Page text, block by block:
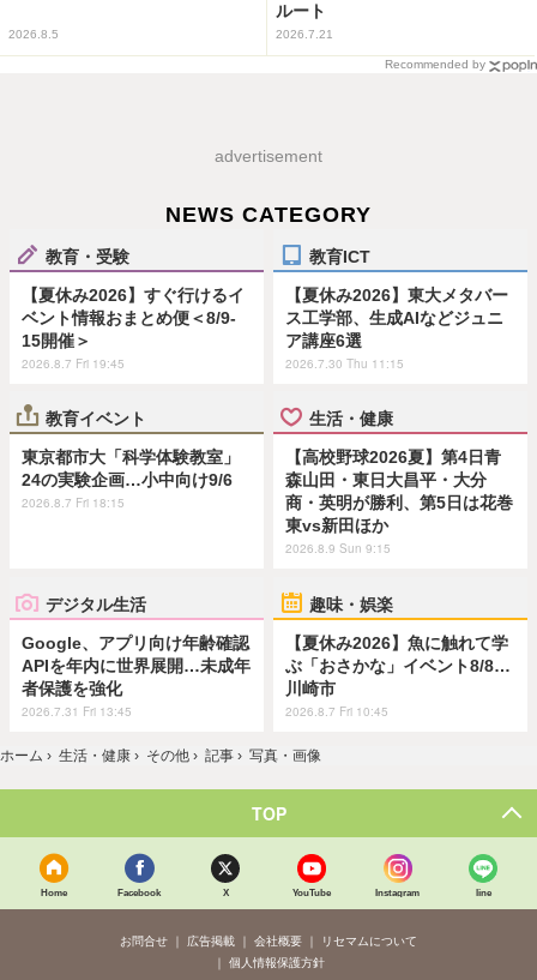
2026.8.5
ルート
2026.7.21
Recommended by
advertisement
NEWS CATEGORY
教育・受験
【夏休み2026】すぐ行けるイ
ベント情報おまとめ便＜8/9-
15開催＞
2026.8.7 Fri 19:45
教育ICT
【夏休み2026】東大メタバー
ス工学部、生成AIなどジュニ
ア講座6選
2026.7.30 Thu 11:15
教育イベント
東京都市大「科学体験教室」
24の実験企画…小中向け9/6
2026.8.7 Fri 18:15
生活・健康
【高校野球2026夏】第4日青
森山田・東日大昌平・大分
商・英明が勝利、第5日は花巻
東vs新田ほか
2026.8.9 Sun 9:15
デジタル生活
Google、アプリ向け年齢確認
APIを年内に世界展開…未成年
者保護を強化
2026.7.31 Fri 13:45
趣味・娯楽
【夏休み2026】魚に触れて学
ぶ「おさかな」イベント8/8…
川崎市
2026.8.7 Fri 10:45
ホーム › 生活・健康 › その他 › 記事 › 写真・画像
TOP
Home Facebook X YouTube Instagram line
お問合せ 広告掲載 会社概要
リセマムについて
個人情報保護方針